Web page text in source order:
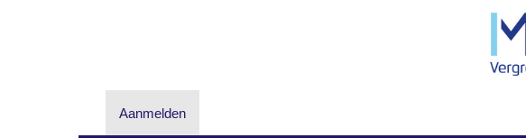
Aanmelden